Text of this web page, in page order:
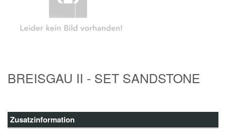
BREISGAU II - SET SANDSTONE
Zusatzinformation